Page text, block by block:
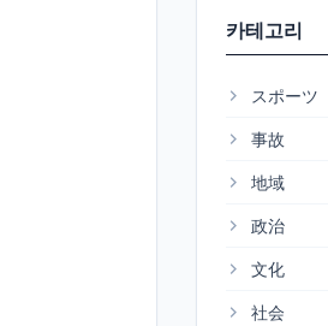
카테고리
スポーツ
事故
地域
政治
文化
社会